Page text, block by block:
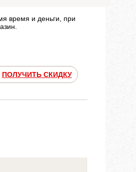
время и деньги, при
ПОЛУЧИТЬ СКИДКУ